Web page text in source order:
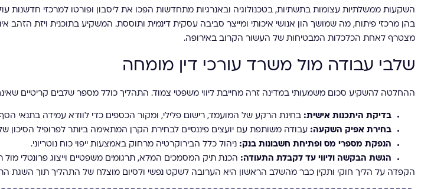
השקעות ממשלתיות עצומות בתשתיות, בטכנולוגיה ובאנרגיות מתחדשות הפכו את ליסבון ופורטו למרכזי חדשנות
בהן מרכזי פיתוח, מה שמושך הון אנושי איכותי ומייצר סביבה עסקית דינמית ותוססת. המשקיע בתוכנית ויזת
מצטרף לאחת הכלכלות המבטיחות של העשור הקרוב באירופה.
שלבי עבודה מול משרד עורכי דין מומחה
ההחלטה להשקיע סכום משמעותי במדינה זרה מחייבת ליווי משפטי צמוד. התהליך כולל מספר שלבים קריטיים
בדיקת היתכנות אישית: בחינת הרקע של המועמד, רישום פלילי, ומקור הכספים כדי לוודא עמידה בתנאי
בחירת אפיק השקעה: עבודה משותפת עם יועצים פיננסיים לבחירת הקרן המתאימה ביותר לפרופיל הסיכון
הנפקת מספרי מס ופתיחת חשבונות בנק: ניהול כלל הבירוקרטיה מרחוק באמצעות ייפוי כוח נוטריוני.
הגשת הבקשה וליווי עד לקבלת התעודה: הכנת תיק המסמכים המלא, תרגומים משפטיים וייצוג פרונטלי מול
הקפדה על הליך חוקי ותקין כבר מהשלב הראשון היא הערובה לשקט נפשי ולסיום מוצלח של התהליך תוך השגת